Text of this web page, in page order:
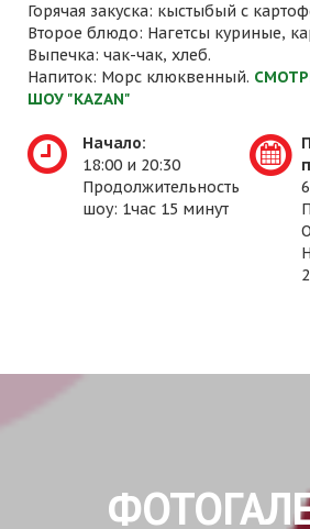
Горячая закуска: кыстыбый с
Второе блюдо: Нагетсы куриные,
Выпечка: чак-чак, хлеб.
Напиток: Морс клюквенный.
ШОУ "KAZAN"
Начало:
18:00 и 20:30
Продолжительность
шоу: 1час 15 минут